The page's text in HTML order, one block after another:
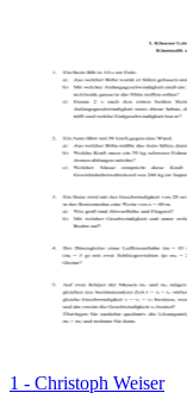
1 - Christoph Weiser